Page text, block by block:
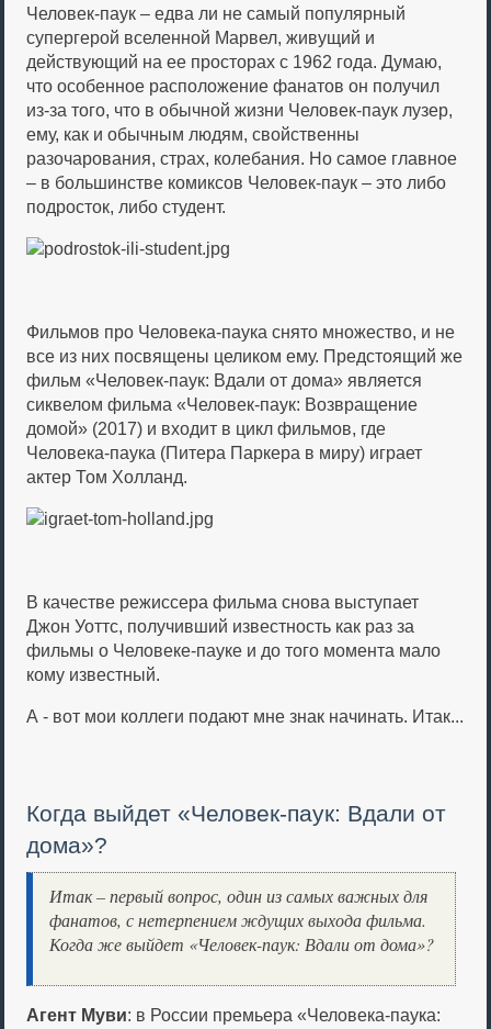
Человек-паук – едва ли не самый популярный
супергерой вселенной Марвел, живущий и
действующий на ее просторах с 1962 года. Думаю,
что особенное расположение фанатов он получил
из-за того, что в обычной жизни Человек-паук лузер,
ему, как и обычным людям, свойственны
разочарования, страх, колебания. Но самое главное
– в большинстве комиксов Человек-паук – это либо
подросток, либо студент.
Фильмов про Человека-паука снято множество, и не
все из них посвящены целиком ему. Предстоящий же
фильм «Человек-паук: Вдали от дома» является
сиквелом фильма «Человек-паук: Возвращение
домой» (2017) и входит в цикл фильмов, где
Человека-паука (Питера Паркера в миру) играет
актер Том Холланд.
В качестве режиссера фильма снова выступает
Джон Уоттс, получивший известность как раз за
фильмы о Человеке-пауке и до того момента мало
кому известный.
А - вот мои коллеги подают мне знак начинать. Итак...
Когда выйдет «Человек-паук: Вдали от
дома»?
Итак – первый вопрос, один из самых важных для
фанатов, с нетерпением ждущих выхода фильма.
Когда же выйдет «Человек-паук: Вдали от дома»?
Агент Муви: в России премьера «Человека-паука: